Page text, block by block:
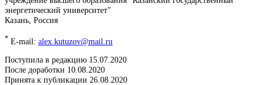
энергетический университет”
Казань, Россия
* E-mail: alex.kutuzov@mail.ru
Поступила в редакцию 15.07.2020
После доработки 10.08.2020
Принята к публикации 26.08.2020